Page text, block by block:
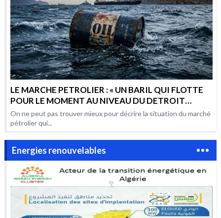
LE MARCHE PETROLIER : « UN BARIL QUI FLOTTE
POUR LE MOMENT AU NIVEAU DU DETROIT
D’HORMUZ, MAIS QUI RISQUE AUSSI BIEN DE
COULER QUE D’EXPLOSER »
On ne peut pas trouver mieux pour décrire la situation du marché
pétrolier qui...
Energies renouvelables